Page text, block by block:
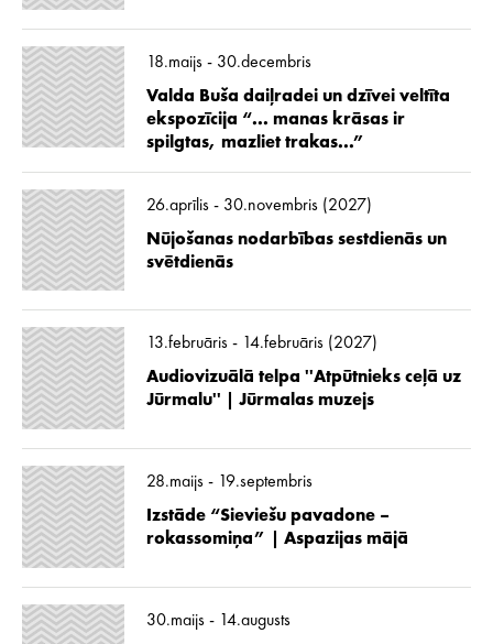
18.maijs - 30.decembris
Valda Buša daiļradei un dzīvei veltīta
ekspozīcija “... manas krāsas ir
spilgtas, mazliet trakas...”
26.aprīlis - 30.novembris (2027)
Nūjošanas nodarbības sestdienās un
svētdienās
13.februāris - 14.februāris (2027)
Audiovizuālā telpa ''Atpūtnieks ceļā uz
Jūrmalu'' | Jūrmalas muzejs
28.maijs - 19.septembris
Izstāde “Sieviešu pavadone –
rokassomiņa” | Aspazijas mājā
30.maijs - 14.augusts